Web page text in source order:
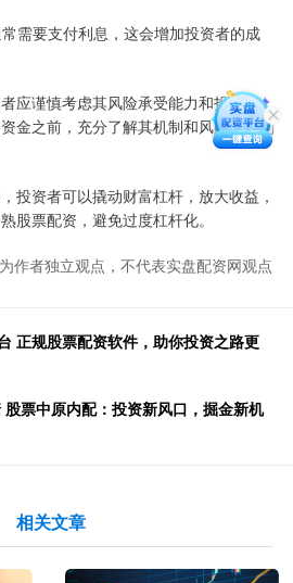
需要支付利息，这会增加投资者的成
应谨慎考虑其风险承受能力和投资目
金之前，充分了解其机制和风险，并制
投资者可以撬动财富杠杆，放大收益，
股票配资，避免过度杠杆化。
作者独立观点，不代表实盘配资网观点
正规股票配资软件，助你投资之路更
票中原内配：投资新风口，掘金新机
相关文章